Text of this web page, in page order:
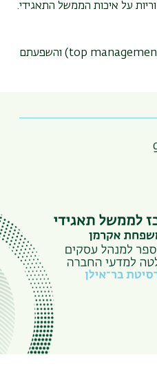
על איכות הממשל התאגידי.
צוותי הנהלה בכירים (top management teams) והשפעתם